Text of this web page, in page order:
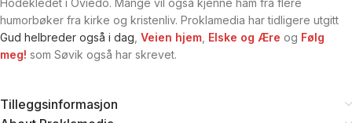
humorbøker fra kirke og kristenliv. Proklamedia har tidligere utgitt
Gud helbreder også i dag Veien hjem Elske og Ære og Følg
meg! som Søvik også har skrevet.
Tilleggsinformasjon